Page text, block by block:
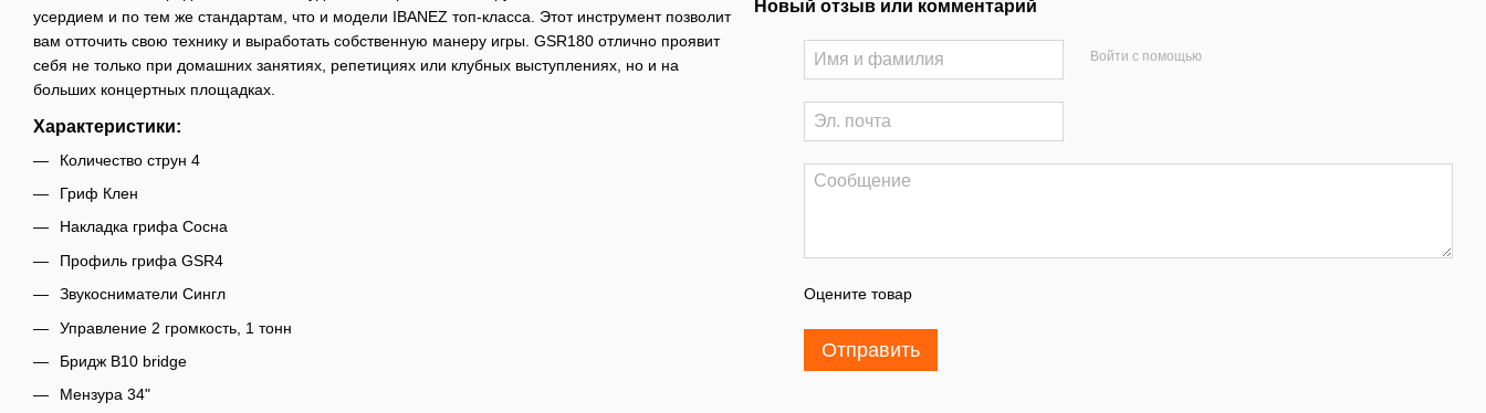
усердием и по тем же стандартам, что и модели IBANEZ топ-класса. Этот инструмент позволит
вам отточить свою технику и выработать собственную манеру игры. GSR180 отлично проявит
себя не только при домашних занятиях, репетициях или клубных выступлениях, но и на
больших концертных площадках.
Характеристики:
Количество струн 4
Гриф Клен
Накладка грифа Сосна
Профиль грифа GSR4
Звукосниматели Сингл
Управление 2 громкость, 1 тонн
Бридж B10 bridge
Мензура 34"
Новый отзыв или комментарий
Войти с помощью
Оцените товар
Отправить